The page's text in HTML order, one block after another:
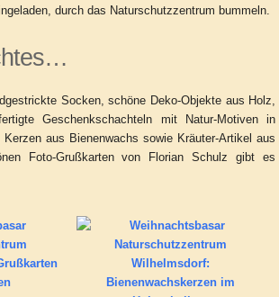
durch das Naturschutzzentrum bummeln.
Socken, schöne Deko-Objekte aus Holz,
Geschenkschachteln mit Natur-Motiven in
aus Bienenwachs sowie Kräuter-Artikel aus
Foto-Grußkarten von Florian Schulz gibt es